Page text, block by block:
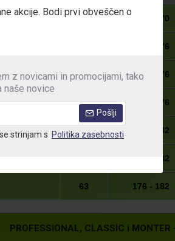
akcije. Bodi prvi obveščen o
z novicami in promocijami, tako
naše novice
Pošlji
strinjam s Politika zasebnosti
51 164 - 170
170 - 176
55 170 - 176
57 170 - 176
176 - 182
176 - 182
63 176 - 182
PROFESSIONAL, CLASSIC i